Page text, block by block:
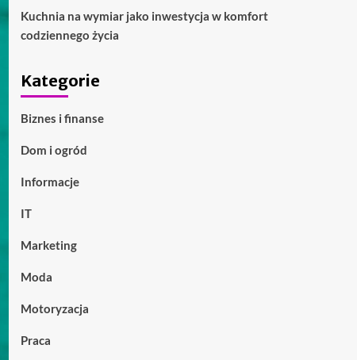
Kuchnia na wymiar jako inwestycja w komfort
codziennego życia
Kategorie
Biznes i finanse
Dom i ogród
Informacje
IT
Marketing
Moda
Motoryzacja
Praca